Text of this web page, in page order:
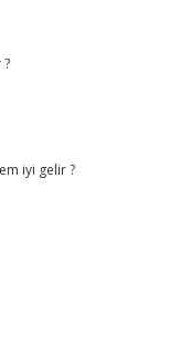
iyi gelir ?